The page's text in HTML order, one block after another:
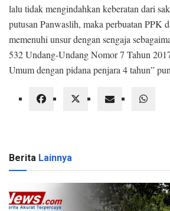
lalu tidak mengindahkan keberatan dari
putusan Panwaslih, maka perbuatan PPK
memenuhi unsur dengan sengaja
532 Undang-Undang Nomor 7 Tahun
Umum dengan pidana penjara 4 tahun”
Berita Lainnya